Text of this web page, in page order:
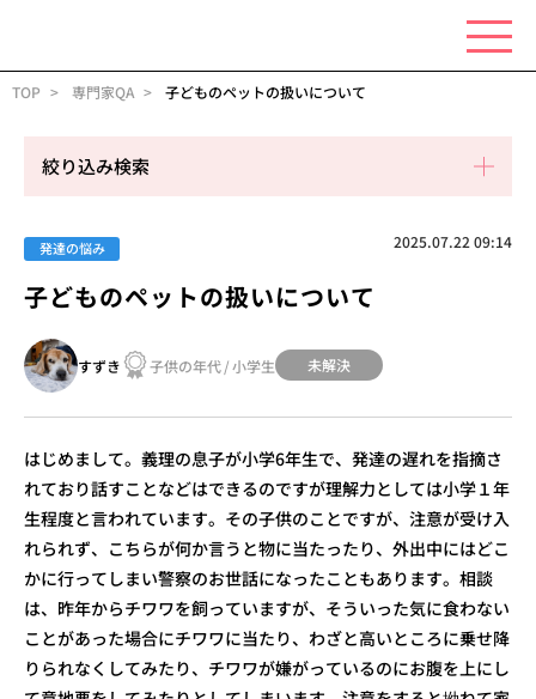
TOP 専門家QA 子どものペットの扱いについて
絞り込み検索
発達の悩み 2025.07.22 09:14
子どものペットの扱いについて
すずき 子供の年代/小学生 未解決
はじめまして。義理の息子が小学6年生で、発達の遅れを指摘さ
れており話すことなどはできるのですが理解力としては小学１年
生程度と言われています。その子供のことですが、注意が受け入
れられず、こちらが何か言うと物に当たったり、外出中にはどこ
かに行ってしまい警察のお世話になったこともあります。相談
は、昨年からチワワを飼っていますが、そういった気に食わない
ことがあった場合にチワワに当たり、わざと高いところに乗せ降
りられなくしてみたり、チワワが嫌がっているのにお腹を上にし